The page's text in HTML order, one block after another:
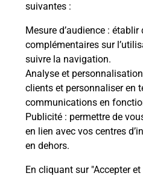
suivantes :
Mesure d’audience : établir
complémentaires sur
suivre la navigation.
Analyse et personnalisation
clients et personnaliser en
communications en
Publicité : permettre de
en lien avec vos centres
en dehors.
En cliquant sur "Accepter
Recherchez un
Questions